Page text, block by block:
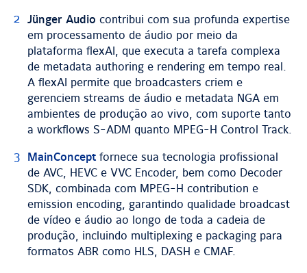
Jünger Audio contribui com sua profunda expertise
em processamento de áudio por meio da
plataforma flexAI, que executa a tarefa complexa
de metadata authoring e rendering em tempo real.
A flexAI permite que broadcasters criem e
gerenciem streams de áudio e metadata NGA em
ambientes de produção ao vivo, com suporte tanto
a workflows S-ADM quanto MPEG-H Control Track.
MainConcept fornece sua tecnologia profissional
de AVC, HEVC e VVC Encoder, bem como Decoder
SDK, combinada com MPEG-H contribution e
emission encoding, garantindo qualidade broadcast
de vídeo e áudio ao longo de toda a cadeia de
produção, incluindo multiplexing e packaging para
formatos ABR como HLS, DASH e CMAF.